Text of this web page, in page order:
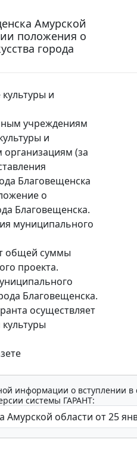
Амурской
положения о
города
и
учреждениям
и
(за
Благовещенска
о
Благовещенска.
муниципального
общей суммы
проекта.
Благовещенска.
осуществляет
информации о вступлении
системы ГАРАНТ: